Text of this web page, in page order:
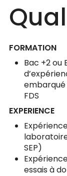
FORMATION
Bac +2 ou
embarqué
FDS
EXPERIENCE
SEP)
essais à